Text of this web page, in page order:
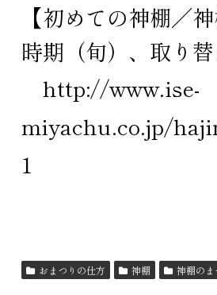
【初めての神棚／
時期（旬）、取り替
http://www.ise-
miyachu.co.jp/
1
おまつりの仕方 神棚 神棚のま